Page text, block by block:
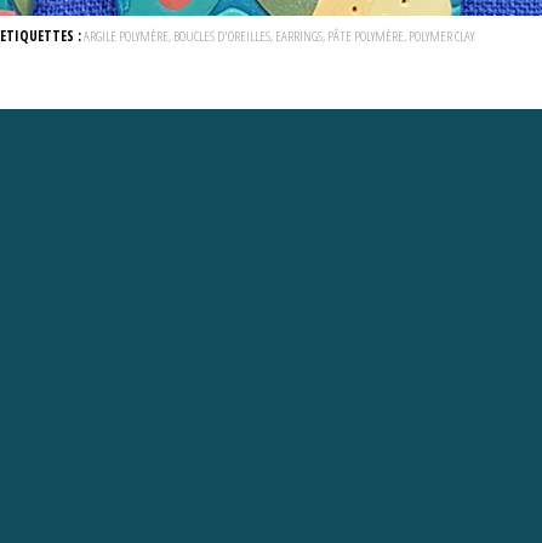
ETIQUETTES :ARGILE POLYMÈRE,BOUCLES D'OREILLES,EARRINGS,PÂTE POLYMÈRE,POLYMER CLAY